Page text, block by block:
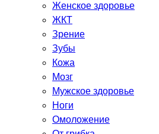
Женское здоровье
ЖКТ
Зрение
Зубы
Кожа
Мозг
Мужское здоровье
Ноги
Омоложение